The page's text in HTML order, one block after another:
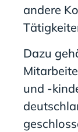
andere
Dazu
und -